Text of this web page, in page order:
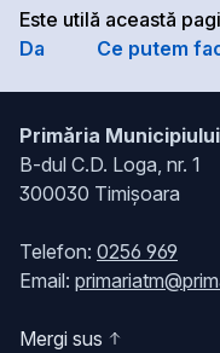
Este utilă această
Da
Ce putem
Primăria
B-dul C.D. Loga, nr. 1
300030 Timișoara
Telefon: 0256 969
Email:
Mergi sus